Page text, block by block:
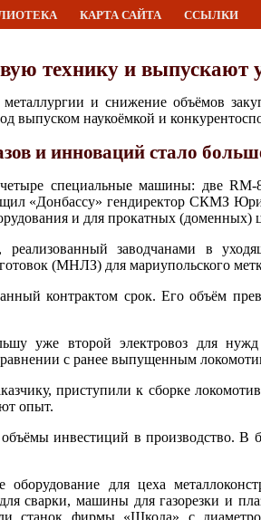
КАРТА САЙТА ССЫЛКИ
технику и
и снижение объёмов
выпуском наукоёмкой и
и инноваций стало
специальные машины: две
«Донбассу» гендиректор СКМЗ
и для прокатных (доменных)
заводчанами в
(МНЛЗ) для мариупольского
контрактом срок. Его объём
уже второй электровоз для
с ранее выпущенным
приступили к сборке
опыт.
инвестиций в производство. В
для цеха
сварки, машины для газорезки и